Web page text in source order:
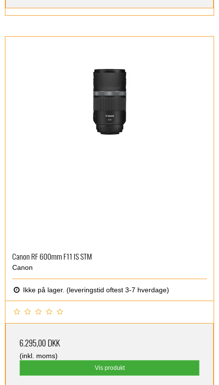
Canon RF 600mm F11 IS STM
Canon
Ikke på lager. (leveringstid oftest 3-7 hverdage)
6.295,00 DKK
(inkl. moms)
Vis produkt